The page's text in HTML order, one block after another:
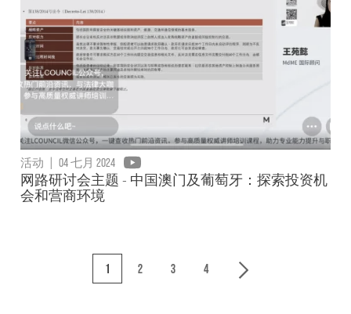
活动 | 04 七月 2024
网路研讨会主题 - 中国澳门及葡萄牙：探索投资机
会和营商环境
1 2 3 4